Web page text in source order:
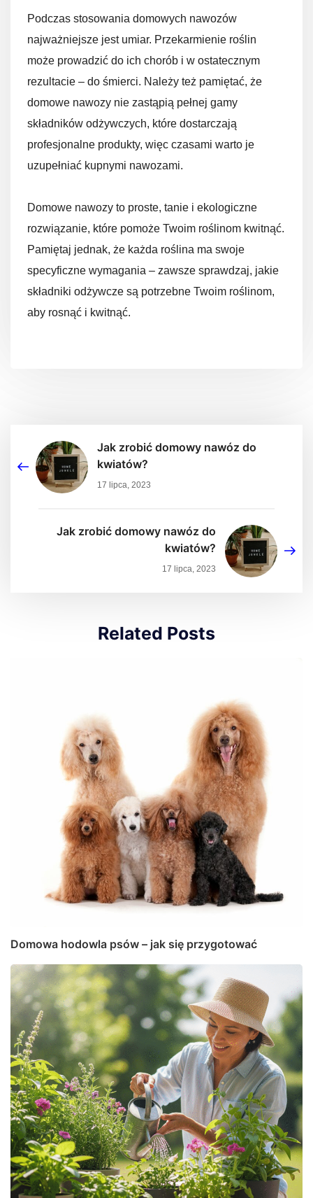
Podczas stosowania domowych nawozów
najważniejsze jest umiar. Przekarmienie roślin
może prowadzić do ich chorób i w ostatecznym
rezultacie – do śmierci. Należy też pamiętać, że
domowe nawozy nie zastąpią pełnej gamy
składników odżywczych, które dostarczają
profesjonalne produkty, więc czasami warto je
uzupełniać kupnymi nawozami.
Domowe nawozy to proste, tanie i ekologiczne
rozwiązanie, które pomoże Twoim roślinom kwitnąć.
Pamiętaj jednak, że każda roślina ma swoje
specyficzne wymagania – zawsze sprawdzaj, jakie
składniki odżywcze są potrzebne Twoim roślinom,
aby rosnąć i kwitnąć.
Jak zrobić domowy nawóz do
kwiatów?
17 lipca, 2023
Jak zrobić domowy nawóz do
kwiatów?
17 lipca, 2023
Related Posts
Domowa hodowla psów – jak się przygotować